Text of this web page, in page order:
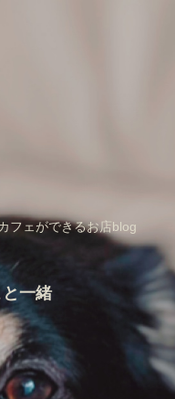
フェができるお店blog
一緒